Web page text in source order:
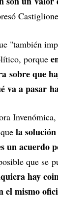
"también
porque
sobre que
va a pasar
Invenómica,
la
un acuerdo
que se
hay
el mismo